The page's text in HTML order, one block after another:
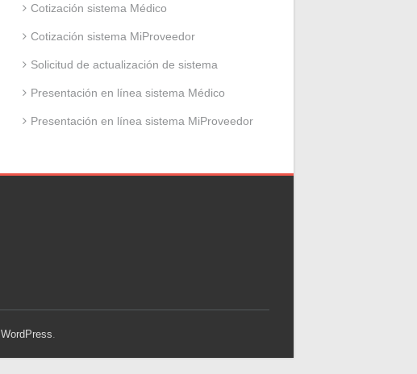
Cotización sistema Médico
Cotización sistema MiProveedor
Solicitud de actualización de sistema
Presentación en línea sistema Médico
Presentación en línea sistema MiProveedor
WordPress.